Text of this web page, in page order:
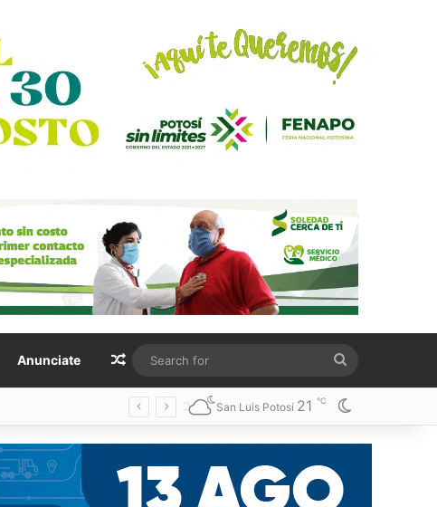
Anunciate Random Article
for
San Luis Potosí 21 ℃